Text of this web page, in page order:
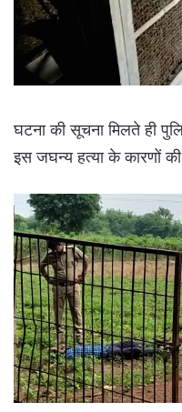
घटना की सूचना मिलते ही
इस जघन्य हत्या के कारणों